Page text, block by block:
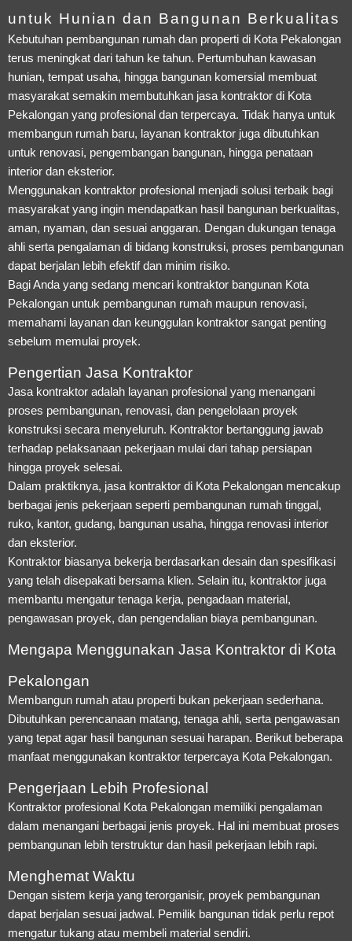
untuk Hunian dan Bangunan Berkualitas
Kebutuhan pembangunan rumah dan properti di Kota Pekalongan
terus meningkat dari tahun ke tahun. Pertumbuhan kawasan
hunian, tempat usaha, hingga bangunan komersial membuat
masyarakat semakin membutuhkan jasa kontraktor di Kota
Pekalongan yang profesional dan terpercaya. Tidak hanya untuk
membangun rumah baru, layanan kontraktor juga dibutuhkan
untuk renovasi, pengembangan bangunan, hingga penataan
interior dan eksterior.
Menggunakan kontraktor profesional menjadi solusi terbaik bagi
masyarakat yang ingin mendapatkan hasil bangunan berkualitas,
aman, nyaman, dan sesuai anggaran. Dengan dukungan tenaga
ahli serta pengalaman di bidang konstruksi, proses pembangunan
dapat berjalan lebih efektif dan minim risiko.
Bagi Anda yang sedang mencari kontraktor bangunan Kota
Pekalongan untuk pembangunan rumah maupun renovasi,
memahami layanan dan keunggulan kontraktor sangat penting
sebelum memulai proyek.
Pengertian Jasa Kontraktor
Jasa kontraktor adalah layanan profesional yang menangani
proses pembangunan, renovasi, dan pengelolaan proyek
konstruksi secara menyeluruh. Kontraktor bertanggung jawab
terhadap pelaksanaan pekerjaan mulai dari tahap persiapan
hingga proyek selesai.
Dalam praktiknya, jasa kontraktor di Kota Pekalongan mencakup
berbagai jenis pekerjaan seperti pembangunan rumah tinggal,
ruko, kantor, gudang, bangunan usaha, hingga renovasi interior
dan eksterior.
Kontraktor biasanya bekerja berdasarkan desain dan spesifikasi
yang telah disepakati bersama klien. Selain itu, kontraktor juga
membantu mengatur tenaga kerja, pengadaan material,
pengawasan proyek, dan pengendalian biaya pembangunan.
Mengapa Menggunakan Jasa Kontraktor di Kota
Pekalongan
Membangun rumah atau properti bukan pekerjaan sederhana.
Dibutuhkan perencanaan matang, tenaga ahli, serta pengawasan
yang tepat agar hasil bangunan sesuai harapan. Berikut beberapa
manfaat menggunakan kontraktor terpercaya Kota Pekalongan.
Pengerjaan Lebih Profesional
Kontraktor profesional Kota Pekalongan memiliki pengalaman
dalam menangani berbagai jenis proyek. Hal ini membuat proses
pembangunan lebih terstruktur dan hasil pekerjaan lebih rapi.
Menghemat Waktu
Dengan sistem kerja yang terorganisir, proyek pembangunan
dapat berjalan sesuai jadwal. Pemilik bangunan tidak perlu repot
mengatur tukang atau membeli material sendiri.